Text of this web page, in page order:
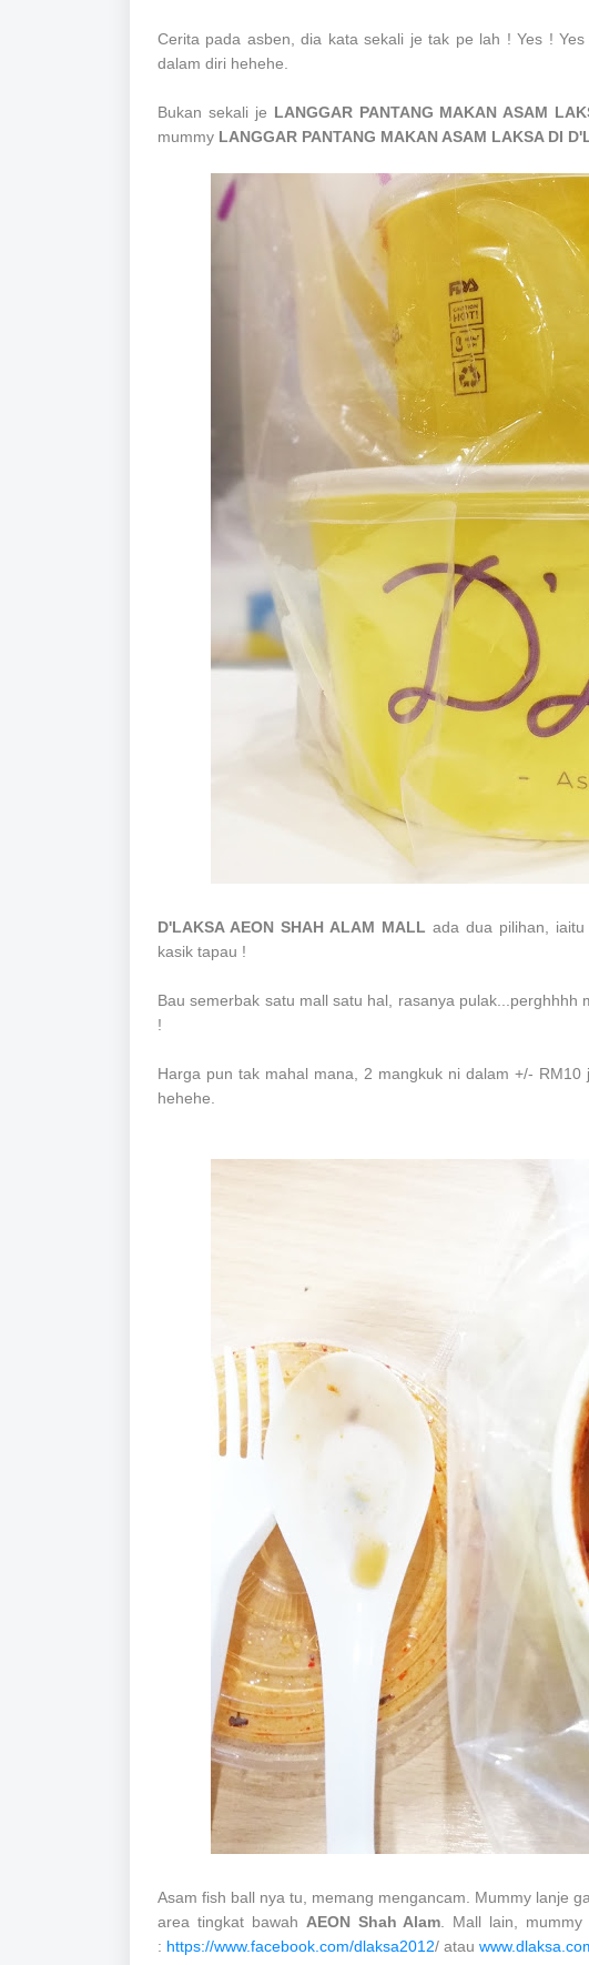
Cerita pada asben, dia kata sekali je tak pe lah ! Yes !
dalam diri hehehe.
Bukan sekali je LANGGAR PANTANG MAKAN ASAM
mummy LANGGAR PANTANG MAKAN ASAM LAKSA DI
D'LAKSA AEON SHAH ALAM MALLada dua pilihan,
kasik tapau !
Bau semerbak satu mall satu hal, rasanya
!
Harga pun tak mahal mana, 2 mangkuk ni dalam +/-
hehehe.
Asam fish ball nya tu, memang mengancam. Mummy lanje
area tingkat bawah AEON Shah Alam . Mall lain,
: https://www.facebook.com/dlaksa2012/ atau